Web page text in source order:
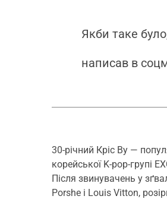
Якби таке
написав в
30-річний Кріс Ву —
корейської K-pop-групі
Після звинувачень у
Porshe і Louis Vitton,